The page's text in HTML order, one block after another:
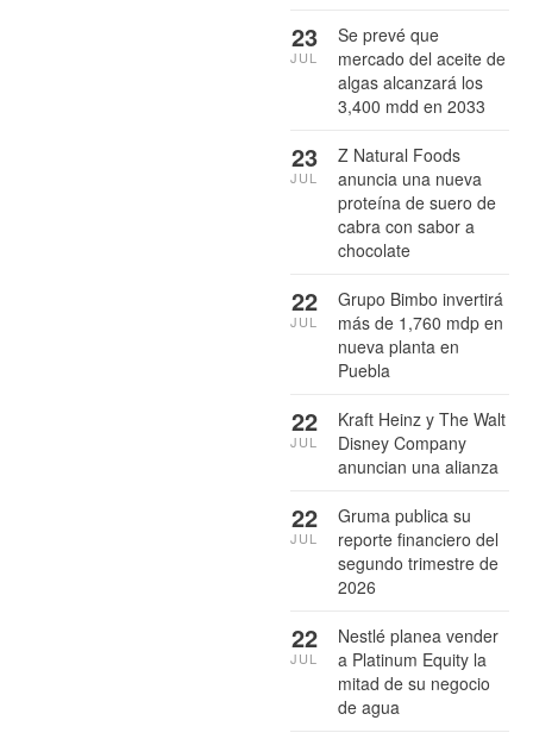
Se prevé que
mercado del aceite de
algas alcanzará los
3,400 mdd en 2033
23
JUL
Z Natural Foods
anuncia una nueva
proteína de suero de
cabra con sabor a
chocolate
23
JUL
Grupo Bimbo invertirá
más de 1,760 mdp en
nueva planta en
Puebla
22
JUL
Kraft Heinz y The Walt
Disney Company
anuncian una alianza
22
JUL
Gruma publica su
reporte financiero del
segundo trimestre de
2026
22
JUL
Nestlé planea vender
a Platinum Equity la
mitad de su negocio
de agua
22
JUL